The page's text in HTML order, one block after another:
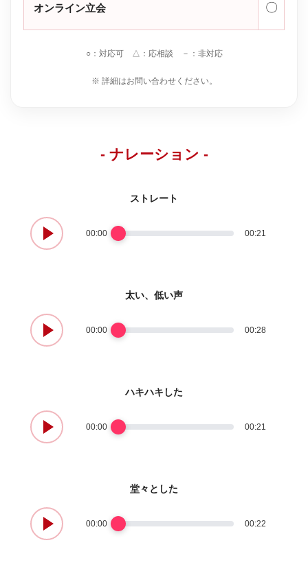
オンライン立会 〇
○：対応可 △：応相談 －：非対応
※ 詳細はお問い合わせください。
- ナレーション -
ストレート
00:00 00:21
太い、低い声
00:00 00:28
ハキハキした
00:00 00:21
堂々とした
00:00 00:22